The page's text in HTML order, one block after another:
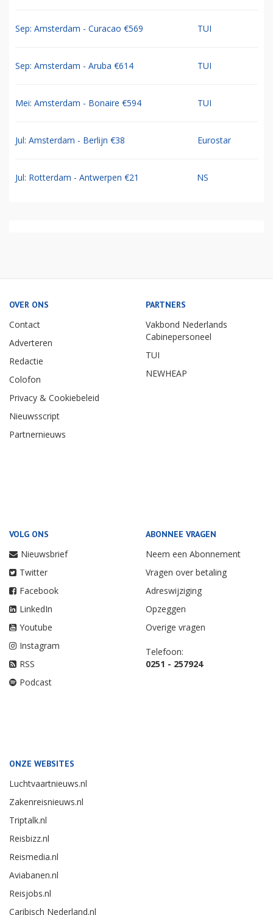
Sep: Amsterdam - Curacao €569 TUI
Sep: Amsterdam - Aruba €614 TUI
Mei: Amsterdam - Bonaire €594 TUI
Jul: Amsterdam - Berlijn €38 Eurostar
Jul: Rotterdam - Antwerpen €21 NS
OVER ONS
Contact
Adverteren
Redactie
Colofon
Privacy & Cookiebeleid
Nieuwsscript
Partnernieuws
PARTNERS
Vakbond Nederlands
Cabinepersoneel
TUI
NEWHEAP
VOLG ONS
Nieuwsbrief
Twitter
Facebook
LinkedIn
Youtube
Instagram
RSS
Podcast
ABONNEE VRAGEN
Neem een Abonnement
Vragen over betaling
Adreswijziging
Opzeggen
Overige vragen
Telefoon:
0251 - 257924
ONZE WEBSITES
Luchtvaartnieuws.nl
Zakenreisnieuws.nl
Triptalk.nl
Reisbizz.nl
Reismedia.nl
Aviabanen.nl
Reisjobs.nl
Caribisch Nederland.nl